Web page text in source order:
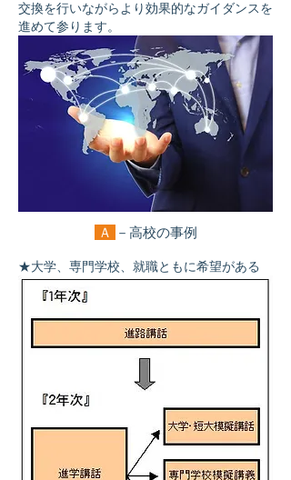
交換を行いながらより効果的なガイダンスを
進めて参ります。
Ａ －高校の事例
★大学、専門学校、就職ともに希望がある